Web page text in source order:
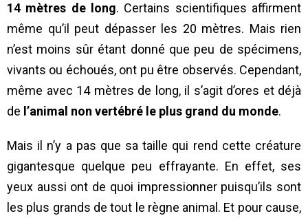
14 mètres de long. Certains scientifiques affirment
même qu’il peut dépasser les 20 mètres. Mais rien
n’est moins sûr étant donné que peu de spécimens,
vivants ou échoués, ont pu être observés. Cependant,
même avec 14 mètres de long, il s’agit d’ores et déjà
de l’animal non vertébré le plus grand du monde.
Mais il n’y a pas que sa taille qui rend cette créature
gigantesque quelque peu effrayante. En effet, ses
yeux aussi ont de quoi impressionner puisqu’ils sont
les plus grands de tout le règne animal. Et pour cause,